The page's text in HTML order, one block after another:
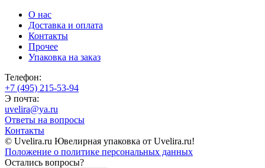
О нас
Доставка и оплата
Контакты
Прочее
Упаковка на заказ
Телефон:
+7 (495) 215-53-94
Э почта:
uvelira@ya.ru
Ответы на вопросы
Контакты
© Uvelira.ru Ювелирная упаковка от Uvelira.ru!
Положение о политике персональных данных
Остались вопросы?